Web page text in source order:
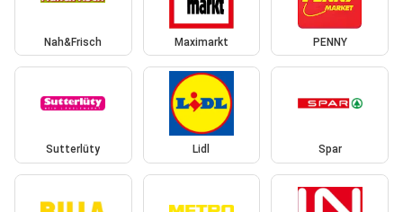
Nah&Frisch Maximarkt PENNY
Sutterlüty Lidl Spar